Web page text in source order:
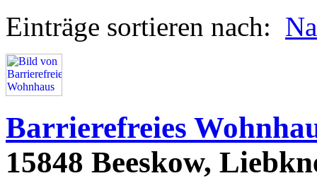
Einträge sortieren nach:
Barrierefreies
15848 Beeskow,